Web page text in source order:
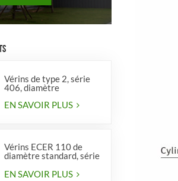
Vérins de type 2, série
406, diamètre
EN SAVOIR PLUS
Vérins ECER 110 de
diamètre standard, série
EN SAVOIR PLUS